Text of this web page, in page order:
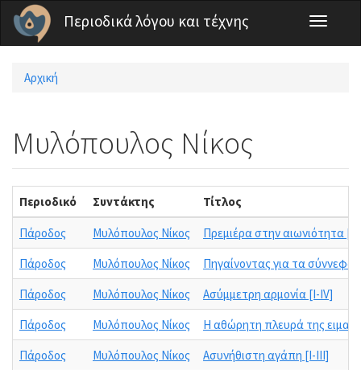
Παράκαμψη προς το κυρίως περιεχόμενο
Περιοδικά λόγου και τέχνης
Toggle
Είστε εδώ
Αρχική
Μυλόπουλος Νίκος
Περιοδικό Συντάκτης Τίτλος
Πάροδος Μυλόπουλος Νίκος
Πρεμιέρα στην αιωνιότητα [Ι-
Πάροδος
Μυλόπουλος Νίκος
Πηγαίνοντας για τα σύννεφα
Πάροδος
Μυλόπουλος Νίκος
Ασύμμετρη αρμονία [I-IV]
Πάροδος
Μυλόπουλος Νίκος
Η αθώρητη πλευρά της
Πάροδος
Μυλόπουλος Νίκος
Ασυνήθιστη αγάπη [Ι-ΙΙΙ]